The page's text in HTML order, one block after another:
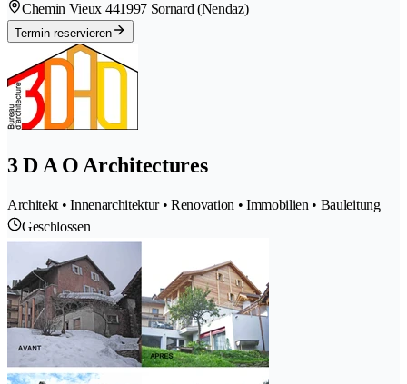
Chemin Vieux 441997 Sornard (Nendaz)
Termin reservieren
3 D A O Architectures
Architekt • Innenarchitektur • Renovation • Immobilien • Bauleitung
Geschlossen